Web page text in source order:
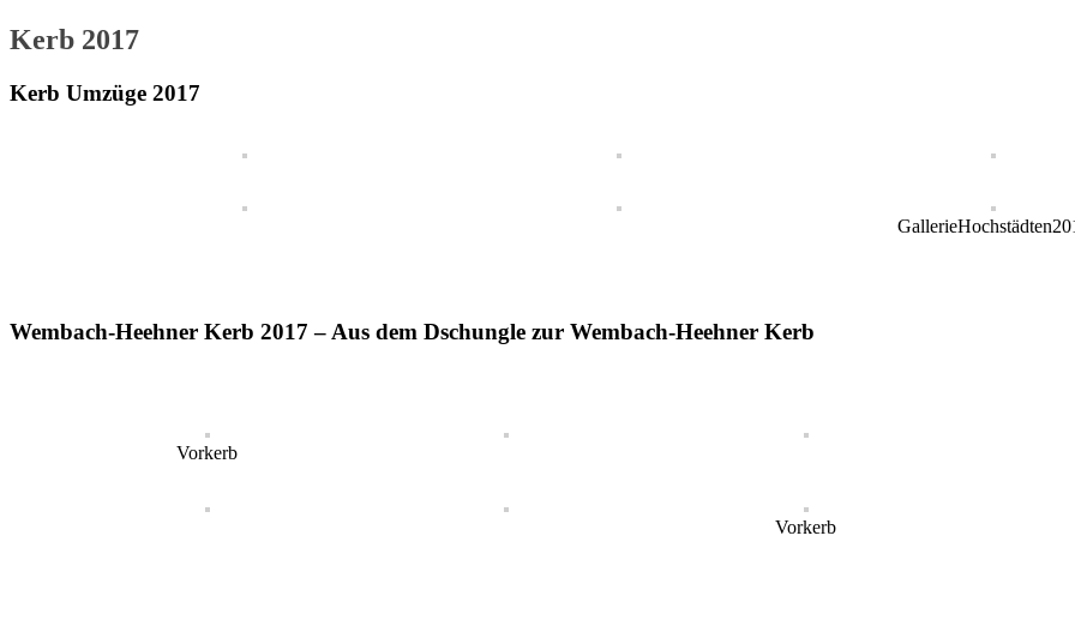
Kerb 2017
Kerb Umzüge 2017
Wembach-Heehner Kerb 2017 – Aus dem Dschungle zur Wembach-Heehner Kerb
Vorkerb
Vorkerb